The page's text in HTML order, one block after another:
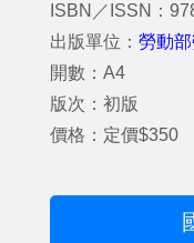
ISBN／ISSN：
出版單位： 勞動
開數：A4
版次：初版
價格：定價$350